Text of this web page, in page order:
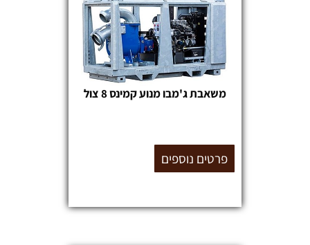
משאבת ג'מבו מנוע קמינס 8 צול
פרטים נוספים